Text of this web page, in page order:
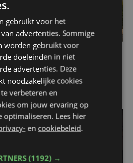
za 1 augustus | 17:21
in Izegem: drie rijstroken
gebruikt voor het
advertenties. Sommige
worden gebruikt voor
doeleinden in niet
advertenties. Deze
noodzakelijke cookies
verbeteren en
om jouw ervaring op
optimaliseren. Lees hier
en cookiebeleid.
(1192) →